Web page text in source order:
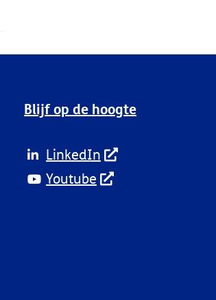
Blijf op de hoogte
LinkedIn
Youtube